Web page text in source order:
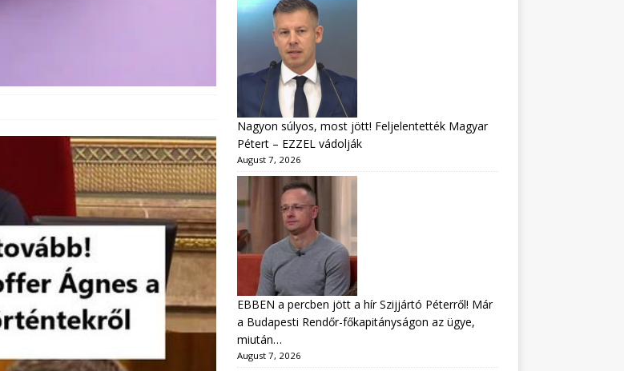
Nagyon súlyos, most jött! Feljelentették Magyar
Pétert – EZZEL vádolják
August 7, 2026
EBBEN a percben jött a hír Szijjártó Péterről! Már
a Budapesti Rendőr-főkapitányságon az ügye,
miután…
August 7, 2026